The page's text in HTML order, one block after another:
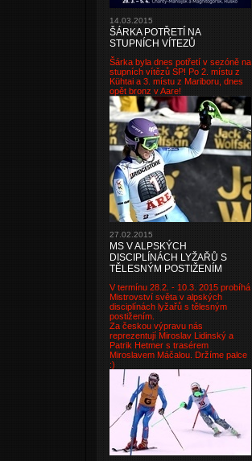
14.03.2015
ŠÁRKA POTŘETÍ NA
STUPNÍCH VÍTEZŮ
Šárka byla dnes potřetí v sezóně na
stupních vítězů SP! Po 2. místu z
Kühtai a 3. místu z Mariboru, dnes
opět bronz v Aare!
27.02.2015
MS V ALPSKÝCH
DISCIPLÍNÁCH LYŽAŘŮ S
TĚLESNÝM POSTIŽENÍM
V termínu 28.2. - 10.3. 2015 probíhá
Mistrovství světa v alpských
disciplínách lyžařů s tělesným
postižením.
Za českou výpravu nás
reprezentují Miroslav Lidinský a
Patrik Hetmer s trasérem
Miroslavem Máčalou. Držíme palce
:)